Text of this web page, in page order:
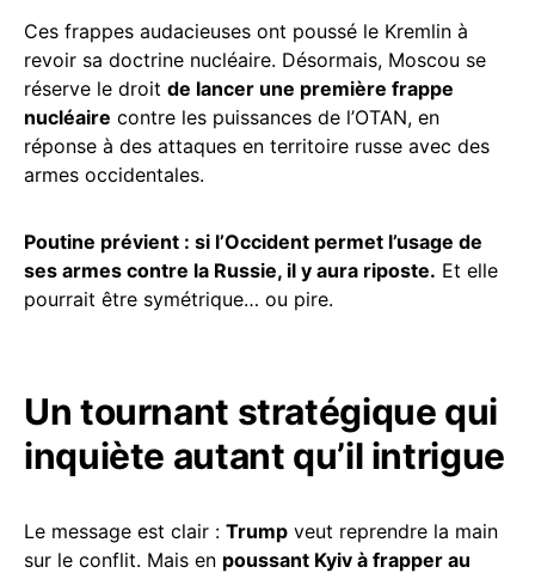
Ces frappes audacieuses ont poussé le Kremlin à
revoir sa doctrine nucléaire. Désormais, Moscou se
réserve le droit de lancer une première frappe
nucléaire contre les puissances de l’OTAN, en
réponse à des attaques en territoire russe avec des
armes occidentales.
Poutine prévient : si l’Occident permet l’usage de
ses armes contre la Russie, il y aura riposte. Et elle
pourrait être symétrique… ou pire.
Un tournant stratégique qui
inquiète autant qu’il intrigue
Le message est clair : Trump veut reprendre la main
sur le conflit. Mais en poussant Kyiv à frapper au